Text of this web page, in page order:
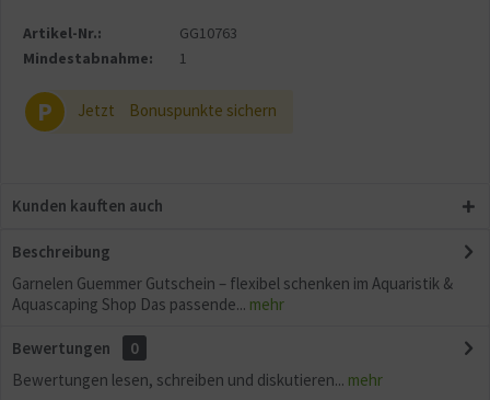
Artikel-Nr.:
GG10763
Mindestabnahme:
1
P Jetzt Bonuspunkte sichern
Kunden kauften auch
Beschreibung
Garnelen Guemmer Gutschein – flexibel schenken im Aquaristik &
Aquascaping Shop Das passende... mehr
Bewertungen
0
Bewertungen lesen, schreiben und diskutieren... mehr